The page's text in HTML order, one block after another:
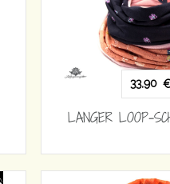
33,90
LANGER LOOP-